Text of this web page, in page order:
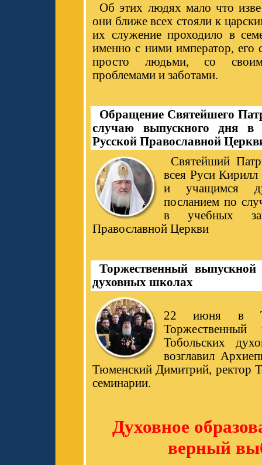
Об этих людях мало что
они ближе всех стояли к
их служение проходило в
именно с ними император, его
просто людьми, со
проблемами и заботами.
Обращение Святейшего
случаю выпускного дня в
Русской Православной
Святейший
всея Руси
и учащимся
посланием по
в учебных
Православной Церкви
Торжественный
духовных школах
22 июня в
Тобольских
возглавил
Тюменский Димитрий, ректор
семинарии.
Духовное
верный